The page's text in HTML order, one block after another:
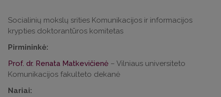
Socialinių mokslų srities Komunikacijos ir informacijos
krypties doktorantūros komitetas
Pirmininkė:
Prof. dr. Renata Matkevičienė – Vilniaus universiteto
Komunikacijos fakulteto dekanė
Nariai: